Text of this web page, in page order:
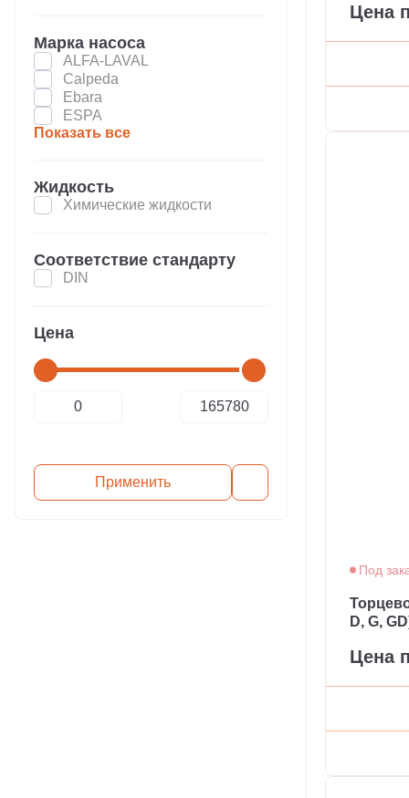
Марка насоса
ALFA-LAVAL
Calpeda
Ebara
ESPA
Показать все
Жидкость
Химические жидкости
Соответствие стандарту
DIN
Цена
Применить
Цена
Под
D, G,
Цена